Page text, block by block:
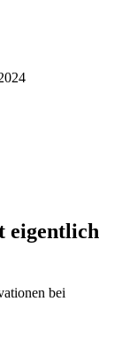
eigentlich
bei